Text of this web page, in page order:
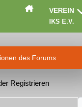
VEREIN
IKS E.V.
des Forums
Registrieren